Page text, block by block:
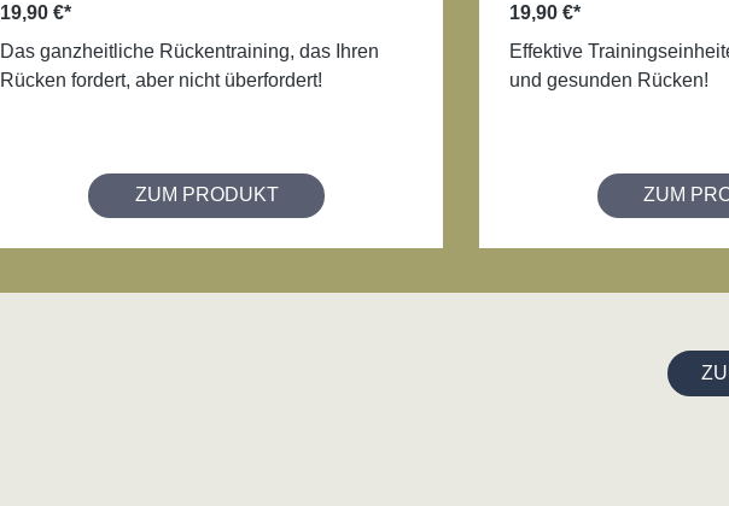
19,90 €*
Das ganzheitliche Rückentraining, das Ihren
Rücken fordert, aber nicht überfordert!
ZUM PRODUKT
19,90 €*
Effektive
und gesunden Rücken!
ZUM